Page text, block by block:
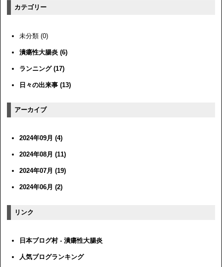
カテゴリー
未分類 (0)
潰瘍性大腸炎 (6)
ランニング (17)
日々の出来事 (13)
アーカイブ
2024年09月 (4)
2024年08月 (11)
2024年07月 (19)
2024年06月 (2)
リンク
日本ブログ村 - 潰瘍性大腸炎
人気ブログランキング